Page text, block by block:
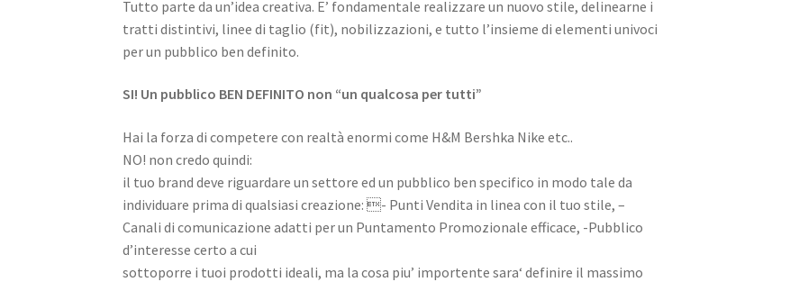
Tutto parte da un’idea creativa. E’ fondamentale realizzare un nuovo stile, delinearne i
tratti distintivi, linee di taglio (fit), nobilizzazioni, e tutto l’insieme di elementi univoci
per un pubblico ben definito.
SI! Un pubblico BEN DEFINITO non “un qualcosa per tutti”
Hai la forza di competere con realtà enormi come H&M Bershka Nike etc..
NO! non credo quindi:
il tuo brand deve riguardare un settore ed un pubblico ben specifico in modo tale da
individuare prima di qualsiasi creazione: - Punti Vendita in linea con il tuo stile, –
Canali di comunicazione adatti per un Puntamento Promozionale efficace, -Pubblico
d’interesse certo a cui
sottoporre i tuoi prodotti ideali, ma la cosa piu’ importente sara‘ definire il massimo